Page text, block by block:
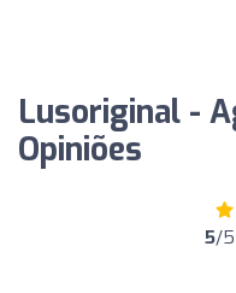
Lusoriginal -
Opiniões
5/5